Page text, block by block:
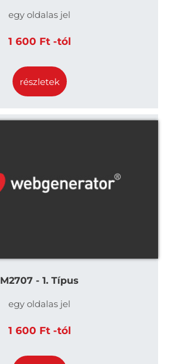
egy oldalas jel
1 600 Ft -tól
részletek
M2707 - 1. Típus
egy oldalas jel
1 600 Ft -tól